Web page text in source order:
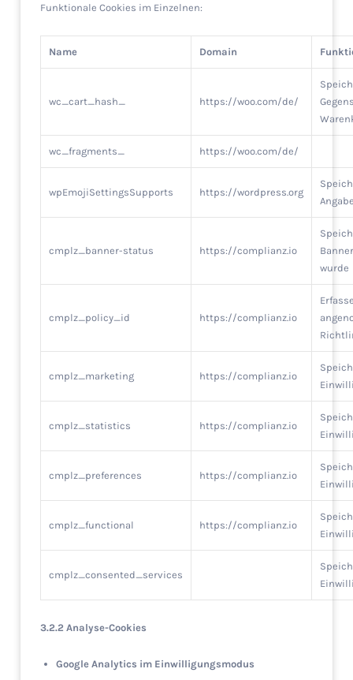
Funktionale Cookies im Einzelnen:
Name Domain
wc_cart_hash_ https://woo.com/de/
wc_fragments_ https://woo.com/de/
wpEmojiSettingsSupports https://wordpress.org
cmplz_banner-status https://complianz.io
wurde
cmplz_policy_id https://complianz.io
cmplz_marketing https://complianz.io
cmplz_statistics https://complianz.io
cmplz_preferences https://complianz.io
cmplz_functional https://complianz.io
cmplz_consented_services
3.2.2 Analyse-Cookies
Google Analytics im Einwilligungsmodus